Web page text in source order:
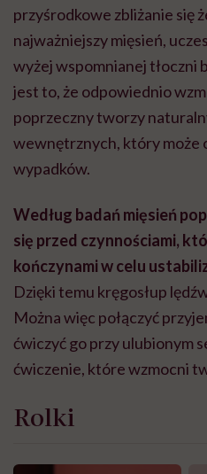
przyśrodkowe zbliżanie się
najważniejszy mięsień,
wyżej wspomnianej tłoczni
jest to, że odpowiednio
poprzeczny tworzy
wewnętrznych, który może
wypadków.
Według badań mięsień
się przed czynnościami,
kończynami w celu
Dzięki temu kręgosłup
Można więc połączyć
ćwiczyć go przy ulubionym
ćwiczenie, które wzmocni
Rolki